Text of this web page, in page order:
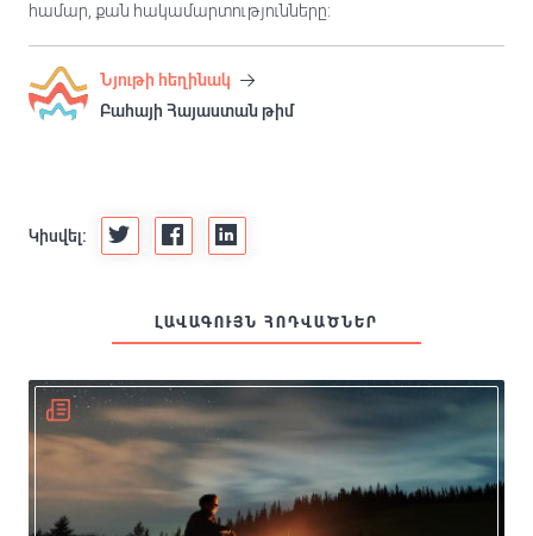
համար, քան հակամարտությունները:
Նյութի հեղինակ
Բահայի Հայաստան թիմ
Կիսվել:
ԼԱՎԱԳՈՒՅՆ ՀՈԴՎԱԾՆԵՐ